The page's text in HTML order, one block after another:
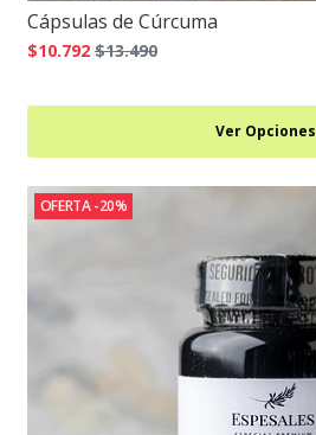
Cápsulas de Cúrcuma
$10.792 $13.490
Ver Opciones
OFERTA -20%